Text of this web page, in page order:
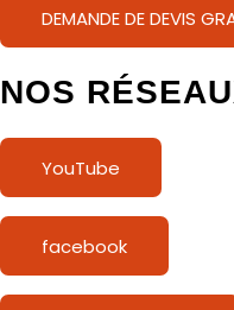
DEMANDE DE DEVIS
NOS
YouTube
facebook